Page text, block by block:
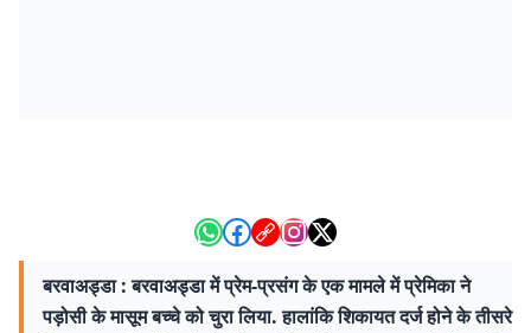
बरवाअड्डा : बरवाअड्डा में प्रेम-प्रसंग के एक मामले में प्रेमिका ने
पड़ोसी के मासूम बच्चे को चुरा लिया. हालांकि शिकायत दर्ज होने के तीसरे